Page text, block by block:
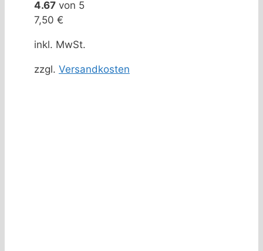
4.67 von 5
7,50 €
inkl. MwSt.
zzgl. Versandkosten